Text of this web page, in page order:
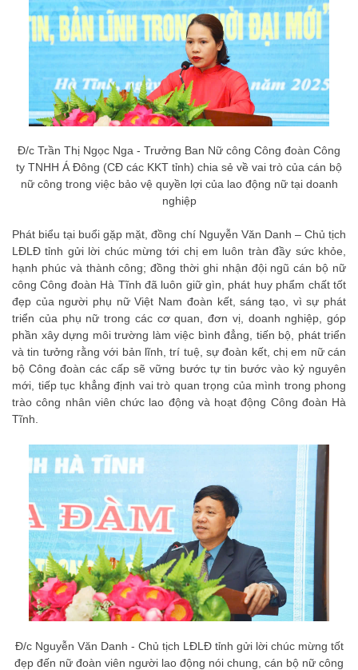
Đ/c Trần Thị Ngọc Nga - Trưởng Ban Nữ công Công đoàn Công
ty TNHH Á Đông (CĐ các KKT tỉnh) chia sẻ về vai trò của cán bộ
nữ công trong việc bảo vệ quyền lợi của lao động nữ tại doanh
nghiệp
Phát biểu tại buổi gặp mặt, đồng chí Nguyễn Văn Danh – Chủ tịch
LĐLĐ tỉnh gửi lời chúc mừng tới chị em luôn tràn đầy sức khỏe,
hạnh phúc và thành công; đồng thời ghi nhận đội ngũ cán bộ nữ
công Công đoàn Hà Tĩnh đã luôn giữ gìn, phát huy phẩm chất tốt
đẹp của người phụ nữ Việt Nam đoàn kết, sáng tạo, vì sự phát
triển của phụ nữ trong các cơ quan, đơn vị, doanh nghiệp, góp
phần xây dựng môi trường làm việc bình đẳng, tiến bộ, phát triển
và tin tưởng rằng với bản lĩnh, trí tuệ, sự đoàn kết, chị em nữ cán
bộ Công đoàn các cấp sẽ vững bước tự tin bước vào kỷ nguyên
mới, tiếp tục khẳng định vai trò quan trọng của mình trong phong
trào công nhân viên chức lao động và hoạt động Công đoàn Hà
Tĩnh.
Đ/c Nguyễn Văn Danh - Chủ tịch LĐLĐ tỉnh gửi lời chúc mừng tốt
đẹp đến nữ đoàn viên người lao động nói chung, cán bộ nữ công